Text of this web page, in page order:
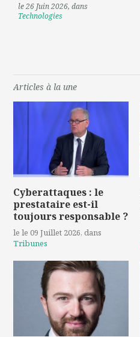
le 26 Juin 2026, dans
Technologies
Articles à la une
Cyberattaques : le
prestataire est-il
toujours responsable ?
le le 09 Juillet 2026, dans
Tribunes